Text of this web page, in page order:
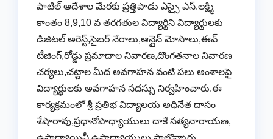
పాటిల్ ఆదేశాల మేరకు ప్రత్తిపాడు ఎస్సై ఎస్.లక్ష్మి
కాంతం 8,9,10 వ తరగతుల విద్యార్థిని విద్యార్థులకు
డిజిటల్ అరెస్ట్,సైబర్ నేరాలు,ఆన్లైన్ మోసాలు,ఈవ్
టీజింగ్,రోడ్డు ప్రమాదాల నివారణ,దొంగతనాల నివారణ
చర్యలు,చట్టాల మీద అవగాహన వంటి పలు అంశాలపై
విద్యార్థులకు అవగాహన సదస్సు నిర్వహించారు.ఈ
కార్యక్రమంలో శ్రీ ప్రతిభ విద్యాలయ అధినేత దాసం
శేషారావు,ప్రధానోపాధ్యాయులు దాకే సత్యనారాయణ,